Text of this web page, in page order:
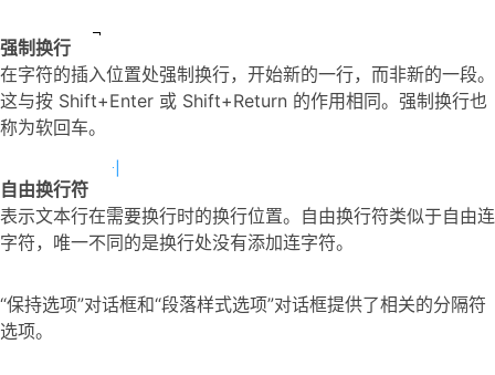
强制换行
在字符的插入位置处强制换行，开始新的一行，而非新的一段。
这与按 Shift+Enter 或 Shift+Return 的作用相同。强制换行也
称为软回车。
自由换行符
表示文本行在需要换行时的换行位置。自由换行符类似于自由连
字符，唯一不同的是换行处没有添加连字符。
“保持选项”对话框和“段落样式选项”对话框提供了相关的分隔符
选项。